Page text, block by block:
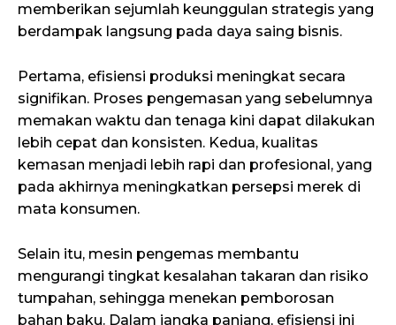
memberikan sejumlah keunggulan strategis yang
berdampak langsung pada daya saing bisnis.
Pertama, efisiensi produksi meningkat secara
signifikan. Proses pengemasan yang sebelumnya
memakan waktu dan tenaga kini dapat dilakukan
lebih cepat dan konsisten. Kedua, kualitas
kemasan menjadi lebih rapi dan profesional, yang
pada akhirnya meningkatkan persepsi merek di
mata konsumen.
Selain itu, mesin pengemas membantu
mengurangi tingkat kesalahan takaran dan risiko
tumpahan, sehingga menekan pemborosan
bahan baku. Dalam jangka panjang, efisiensi ini